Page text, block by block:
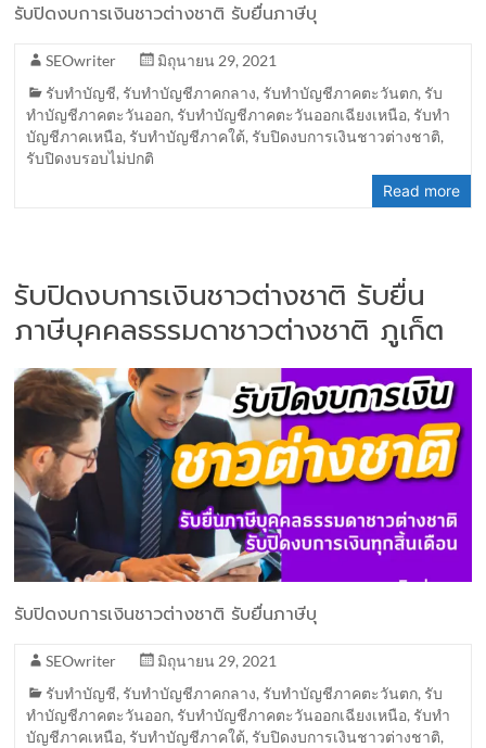
รับปิดงบการเงินชาวต่างชาติ รับยื่นภาษีบุ
SEOwriter
มิถุนายน 29, 2021
รับทำบัญชี, รับทำบัญชีภาคกลาง, รับทำบัญชีภาคตะวันตก, รับ
ทำบัญชีภาคตะวันออก, รับทำบัญชีภาคตะวันออกเฉียงเหนือ, รับทำ
บัญชีภาคเหนือ, รับทำบัญชีภาคใต้, รับปิดงบการเงินชาวต่างชาติ,
รับปิดงบรอบไม่ปกติ
Read more
รับปิดงบการเงินชาวต่างชาติ รับยื่น
ภาษีบุคคลธรรมดาชาวต่างชาติ ภูเก็ต
รับปิดงบการเงินชาวต่างชาติ รับยื่นภาษีบุ
SEOwriter
มิถุนายน 29, 2021
รับทำบัญชี, รับทำบัญชีภาคกลาง, รับทำบัญชีภาคตะวันตก, รับ
ทำบัญชีภาคตะวันออก, รับทำบัญชีภาคตะวันออกเฉียงเหนือ, รับทำ
บัญชีภาคเหนือ, รับทำบัญชีภาคใต้, รับปิดงบการเงินชาวต่างชาติ,